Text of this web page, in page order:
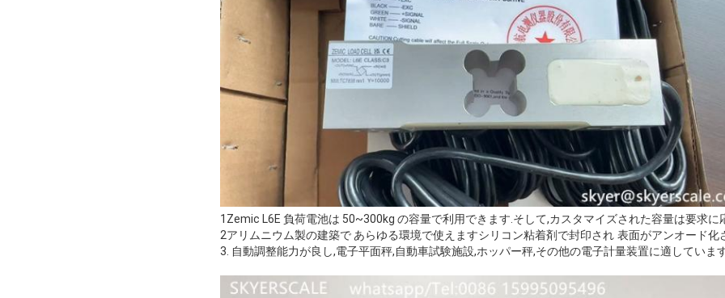
1Zemic L6E 負荷電池は 50~300kg の容量で利用できます.そして,カスタマイズされた容量は要求に
2アリムニウム製の建築で あらゆる環境で使えますシリコン粘着剤で封印され 表面がアンオード化
3. 自動調整能力が良し,電子平面秤,自動車試験施設,ホッパー秤,その他の電子計量装置に適していま